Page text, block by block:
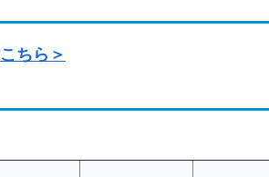
こちら＞